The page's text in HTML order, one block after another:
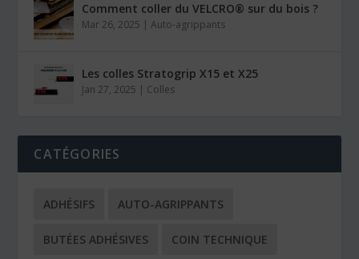
Comment coller du VELCRO® sur du bois ?
Mar 26, 2025 |Auto-agrippants
Les colles Stratogrip X15 et X25
Jan 27, 2025 | Colles
CATÉGORIES
ADHÉSIFS AUTO-AGRIPPANTS
BUTÉES ADHÉSIVES COIN TECHNIQUE